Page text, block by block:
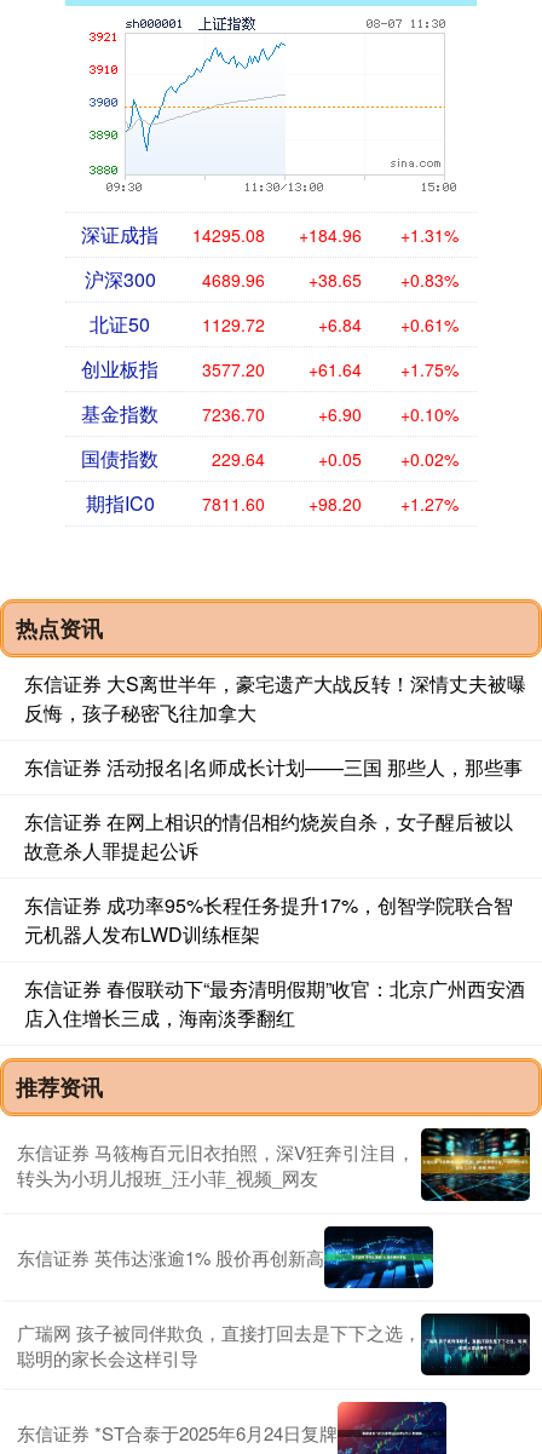
深证成指 14295.08 +184.96 +1.31%
沪深300 4689.96 +38.65 +0.83%
北证50 1129.72 +6.84 +0.61%
创业板指 3577.20 +61.64 +1.75%
基金指数 7236.70 +6.90 +0.10%
国债指数 229.64 +0.05 +0.02%
期指IC0 7811.60 +98.20 +1.27%
热点资讯
东信证券 大S离世半年，豪宅遗产大战反转！深情丈夫被曝
反悔，孩子秘密飞往加拿大
东信证券 活动报名|名师成长计划——三国 那些人，那些事
东信证券 在网上相识的情侣相约烧炭自杀，女子醒后被以
故意杀人罪提起公诉
东信证券 成功率95%长程任务提升17%，创智学院联合智
元机器人发布LWD训练框架
东信证券 春假联动下“最夯清明假期”收官：北京广州西安酒
店入住增长三成，海南淡季翻红
推荐资讯
东信证券 马筱梅百元旧衣拍照，深V狂奔引注目，
转头为小玥儿报班_汪小菲_视频_网友
东信证券 英伟达涨逾1% 股价再创新高
广瑞网 孩子被同伴欺负，直接打回去是下下之选，
聪明的家长会这样引导
东信证券 *ST合泰于2025年6月24日复牌